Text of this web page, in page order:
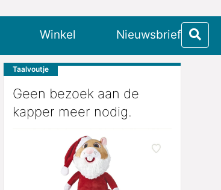
Winkel
Nieuwsbrief
Taalvoutje
Geen bezoek aan de
kapper meer nodig.